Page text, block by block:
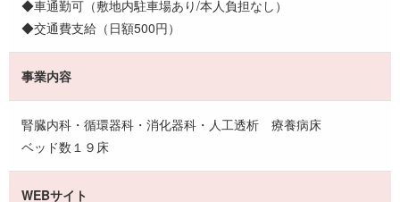
◆車通勤可（敷地内駐車場あり/本人負担なし）
◆交通費支給（日額500円）
事業内容
腎臓内科・循環器科・消化器科・人工透析 療養病床
ベッド数１９床
WEBサイト